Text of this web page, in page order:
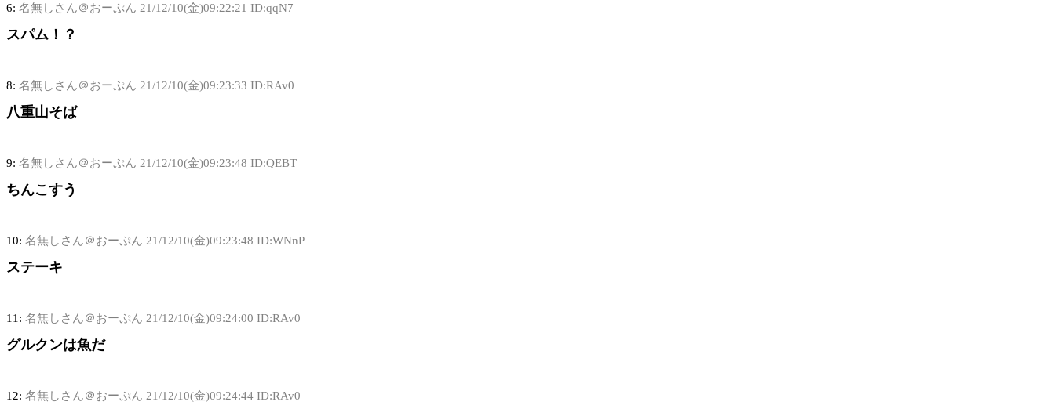
6: 名無しさん＠おーぷん 21/12/10(金)09:22:21 ID:qqN7
スパム！？
8: 名無しさん＠おーぷん 21/12/10(金)09:23:33 ID:RAv0
八重山そば
9: 名無しさん＠おーぷん 21/12/10(金)09:23:48 ID:QEBT
ちんこすう
10: 名無しさん＠おーぷん 21/12/10(金)09:23:48 ID:WNnP
ステーキ
11: 名無しさん＠おーぷん 21/12/10(金)09:24:00 ID:RAv0
グルクンは魚だ
12: 名無しさん＠おーぷん 21/12/10(金)09:24:44 ID:RAv0